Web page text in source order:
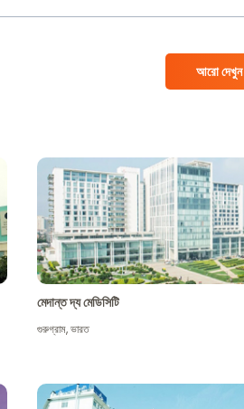
আরো দেখুন
মেদান্ত দ্য মেডিসিটি
গুরুগ্রাম,ভারত